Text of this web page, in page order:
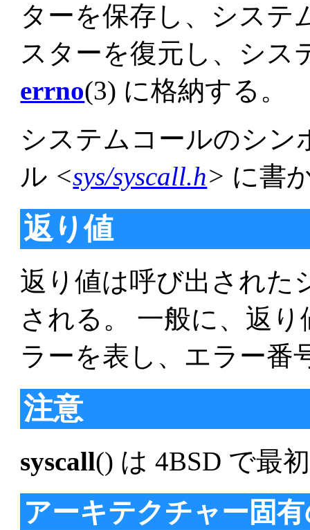
ターを保存し、システ
スターを復元し、シス
errno(3) に格納する。
システムコールのシン
ル <sys/syscall.h> に書
返り値
返り値は呼び出された
される。 一般に、返
ラーを表し、エラー番
注意
syscall() は 4BSD で最
アーキテクチャー固